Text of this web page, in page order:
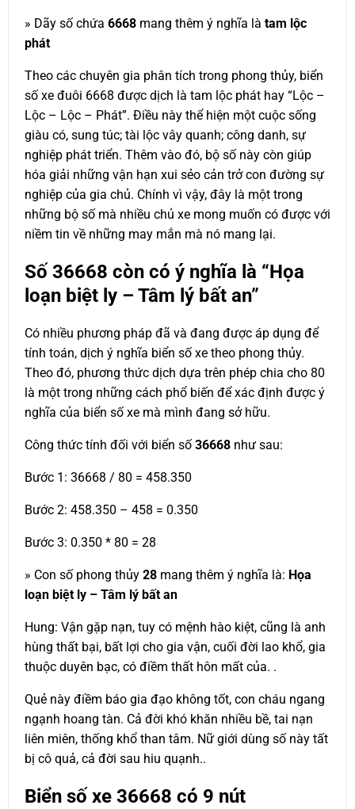
» Dãy số chứa 6668 mang thêm ý nghĩa là tam lộc
phát
Theo các chuyên gia phân tích trong phong thủy, biển
số xe đuôi 6668 được dịch là tam lộc phát hay “Lộc –
Lộc – Lộc – Phát”. Điều này thể hiện một cuộc sống
giàu có, sung túc; tài lộc vây quanh; công danh, sự
nghiệp phát triển. Thêm vào đó, bộ số này còn giúp
hóa giải những vận hạn xui sẻo cản trở con đường sự
nghiệp của gia chủ. Chính vì vậy, đây là một trong
những bộ số mà nhiều chủ xe mong muốn có được với
niềm tin về những may mắn mà nó mang lại.
Số 36668 còn có ý nghĩa là “Họa
loạn biệt ly – Tâm lý bất an”
Có nhiều phương pháp đã và đang được áp dụng để
tính toán, dịch ý nghĩa biển số xe theo phong thủy.
Theo đó, phương thức dịch dựa trên phép chia cho 80
là một trong những cách phổ biến để xác định được ý
nghĩa của biển số xe mà mình đang sở hữu.
Công thức tính đối với biển số36668 như sau:
Bước 1: 36668 / 80 = 458.350
Bước 2: 458.350 – 458 = 0.350
Bước 3: 0.350 * 80 = 28
» Con số phong thủy 28 mang thêm ý nghĩa là: Họa
loạn biệt ly – Tâm lý bất an
Hung: Vận gặp nạn, tuy có mệnh hào kiệt, cũng là anh
hùng thất bại, bất lợi cho gia vận, cuối đời lao khổ, gia
thuộc duyên bạc, có điềm thất hôn mất của. .
Quẻ này điềm báo gia đạo không tốt, con cháu ngang
ngạnh hoang tàn. Cả đời khó khăn nhiều bề, tai nạn
liên miên, thống khổ than tâm. Nữ giới dùng số này tất
bị cô quả, cả đời sau hiu quạnh..
Biển số xe 36668 có 9 nút